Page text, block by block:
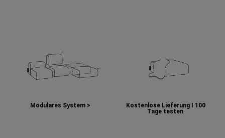
Modulares System > Kostenlose Lieferung I 100
Tage testen